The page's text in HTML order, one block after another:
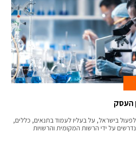
העסק
בישראל, על בעליו לעמוד בתנאים, כללים,
על ידי הרשות המקומית והרשויות